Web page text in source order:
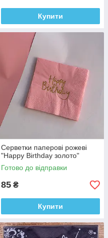
Купити
Серветки паперові рожеві
"Happy Birthday золото"
Готово до відправки
85 ₴
Купити